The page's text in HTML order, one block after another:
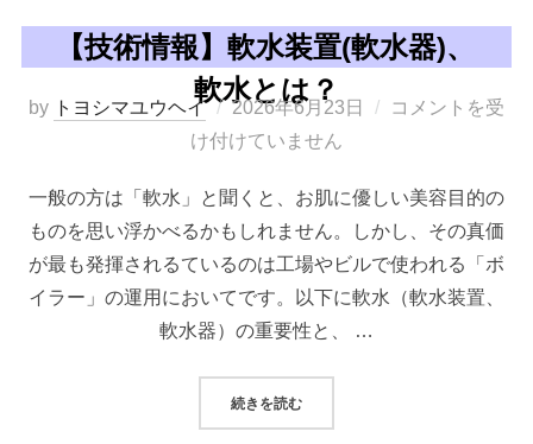
【技術情報】軟水装置(軟水器)、
軟水とは？
by トヨシマユウヘイ
投
稿
2026年6月23日
コメントを受
け付けていません
一般の方は「軟水」と聞くと、お肌に優しい美容目的の
ものを思い浮かべるかもしれません。しかし、その真価
が最も発揮されるているのは工場やビルで使われる「ボ
イラー」の運用においてです。以下に軟水（軟水装置、
軟水器）の重要性と、 …
続きを読む“【技術情報】軟水装置(軟水器)、